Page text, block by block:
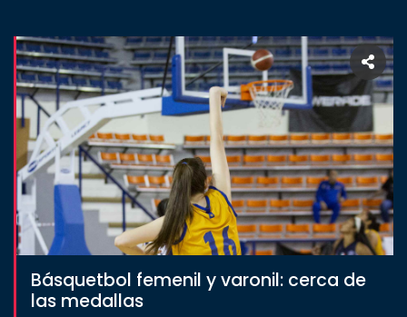
Básquetbol femenil y varonil: cerca de
las medallas